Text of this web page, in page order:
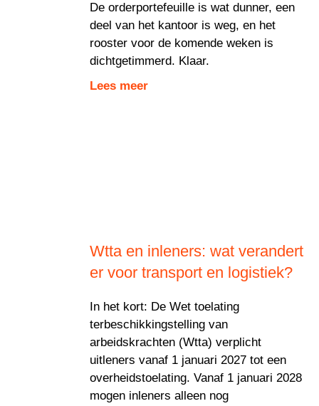
De orderportefeuille is wat dunner, een
deel van het kantoor is weg, en het
rooster voor de komende weken is
dichtgetimmerd. Klaar.
Lees meer
Wtta en inleners: wat verandert
er voor transport en logistiek?
In het kort: De Wet toelating
terbeschikkingstelling van
arbeidskrachten (Wtta) verplicht
uitleners vanaf 1 januari 2027 tot een
overheidstoelating. Vanaf 1 januari 2028
mogen inleners alleen nog